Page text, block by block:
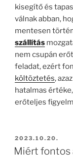
kisegítő és
válnak abban,
mentesen
szállítás
nem csupán
feladat, ezért
költöztetés,
hatalmas
erőteljes
BEKÜLDVE:
2023.10.20.
Miért fontos